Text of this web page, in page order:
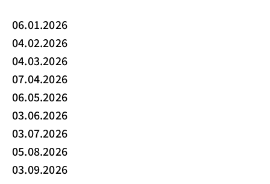
06.01.2026
04.02.2026
04.03.2026
07.04.2026
06.05.2026
03.06.2026
03.07.2026
05.08.2026
03.09.2026